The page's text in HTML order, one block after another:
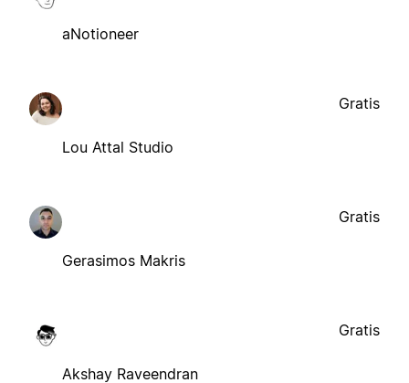
aNotioneer
Lou Attal Studio
Gratis
Gerasimos Makris
Gratis
Akshay Raveendran
Gratis